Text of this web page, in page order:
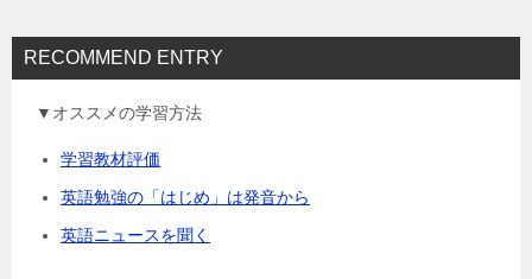
RECOMMEND ENTRY
▼オススメの学習方法
学習教材評価
英語勉強の「はじめ」は発音から
英語ニュースを聞く